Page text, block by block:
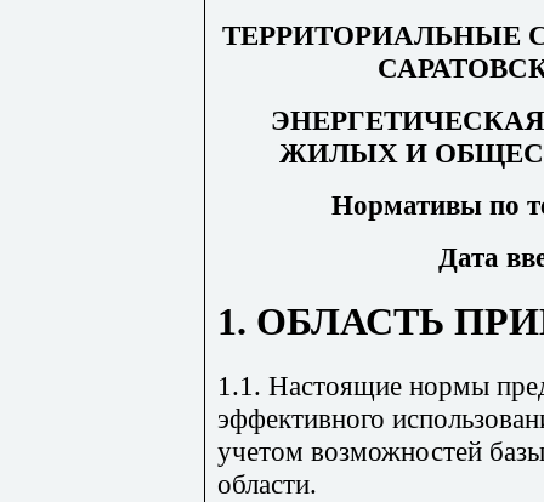
ТЕРРИТОРИАЛЬНЫЕ
ЖИЛЫХ И
Нормативы по
Дата
1. ОБЛАСТЬ
1.1. Настоящие нормы
эффективного
учетом возможностей
области.